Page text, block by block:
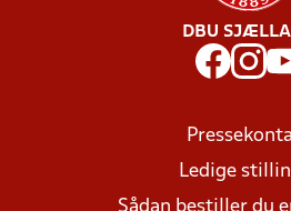
DBU
Ledige
Sådan bestiller du